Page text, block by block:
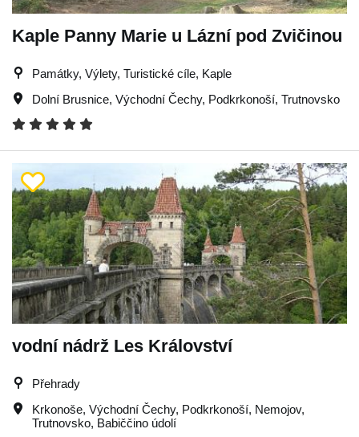
Kaple Panny Marie u Lázní pod Zvičinou
Památky, Výlety, Turistické cíle, Kaple
Dolní Brusnice, Východní Čechy, Podkrkonoší, Trutnovsko
vodní nádrž Les Království
Přehrady
Krkonoše, Východní Čechy, Podkrkonoší, Nemojov,
Trutnovsko, Babiččino údolí